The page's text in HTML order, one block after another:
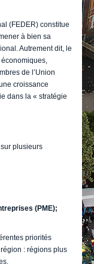
(FEDER) constitue
à bien sa
Autrement dit, le
de l’Union
croissance
dans la « stratégie
plusieurs
(PME);
priorités
: régions plus